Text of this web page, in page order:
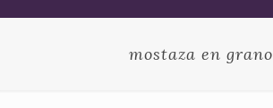
mostaza en grano